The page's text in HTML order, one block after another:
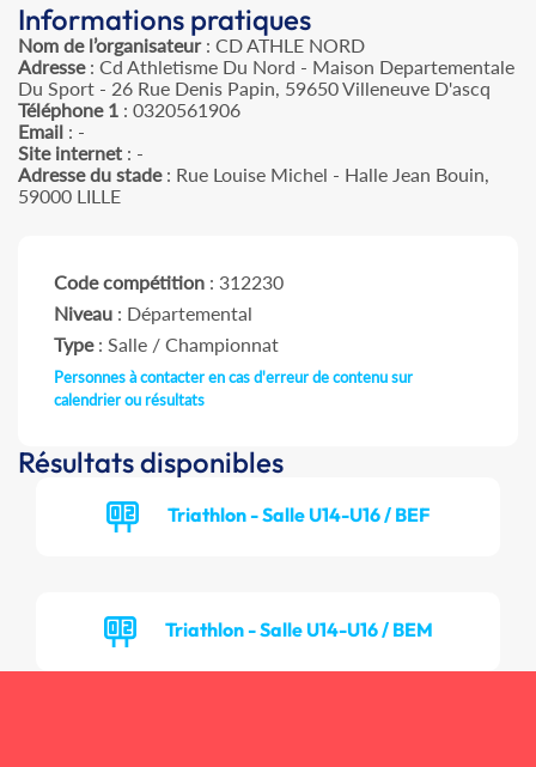
Informations pratiques
Nom de l’organisateur: CD ATHLE NORD
Adresse: Cd Athletisme Du Nord - Maison Departementale
Du Sport - 26 Rue Denis Papin, 59650 Villeneuve D'ascq
Téléphone 1 : 0320561906
Email : -
Site internet : -
Adresse du stade: Rue Louise Michel - Halle Jean Bouin,
59000 LILLE
Code compétition : 312230
Niveau : Départemental
Type: Salle / Championnat
Personnes à contacter en cas d'erreur de contenu sur
calendrier ou résultats
Résultats disponibles
Triathlon - Salle U14-U16 / BEF
Triathlon - Salle U14-U16 / BEM